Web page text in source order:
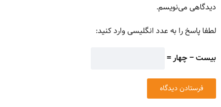
دیدگاهی می‌نویسم.
لطفا پاسخ را به عدد انگلیسی وارد کنید:
بیست − چهار =